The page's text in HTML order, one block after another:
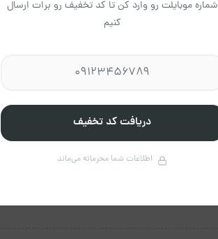
مجاز
شماره موبایلت رو وارد کن تا کد تخفیف رو برات ارسال
کنیم
دریافت کد تخفیف
اطلاعات شما محرمانه می‌ماند